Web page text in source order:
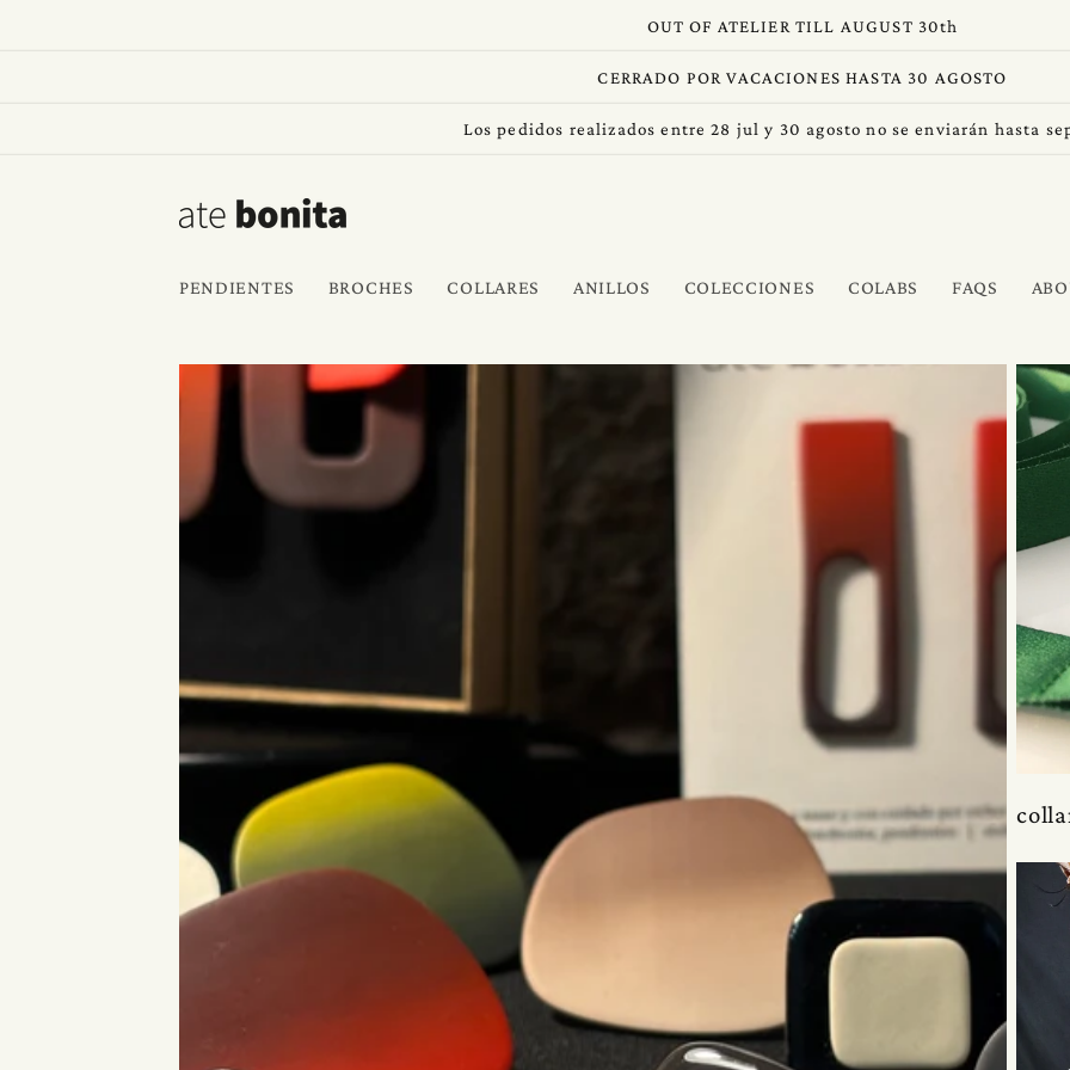
OUT OF ATELIER TILL AUGUST 30th
CERRADO POR VACACIONES HASTA 30 AGOSTO
Los pedidos realizados entre 28 jul y 30 agosto no se enviarán hasta
PENDIENTES BROCHES COLLARES ANILLOS COLECCIONES COLABS FAQS